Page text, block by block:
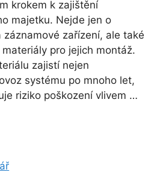
krokem k zajištění
majetku. Nejde jen o
záznamové zařízení, ale také
pro jejich montáž.
zajistí nejen
systému po mnoho let,
riziko poškození vlivem …